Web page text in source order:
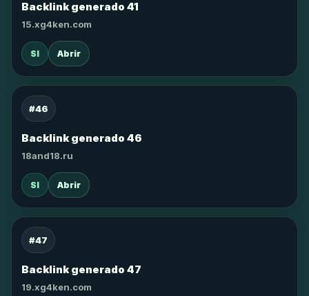
Backlink generado 41
15.xg4ken.com
SI Abrir
#46
Backlink generado 46
18and18.ru
SI Abrir
#47
Backlink generado 47
19.xg4ken.com